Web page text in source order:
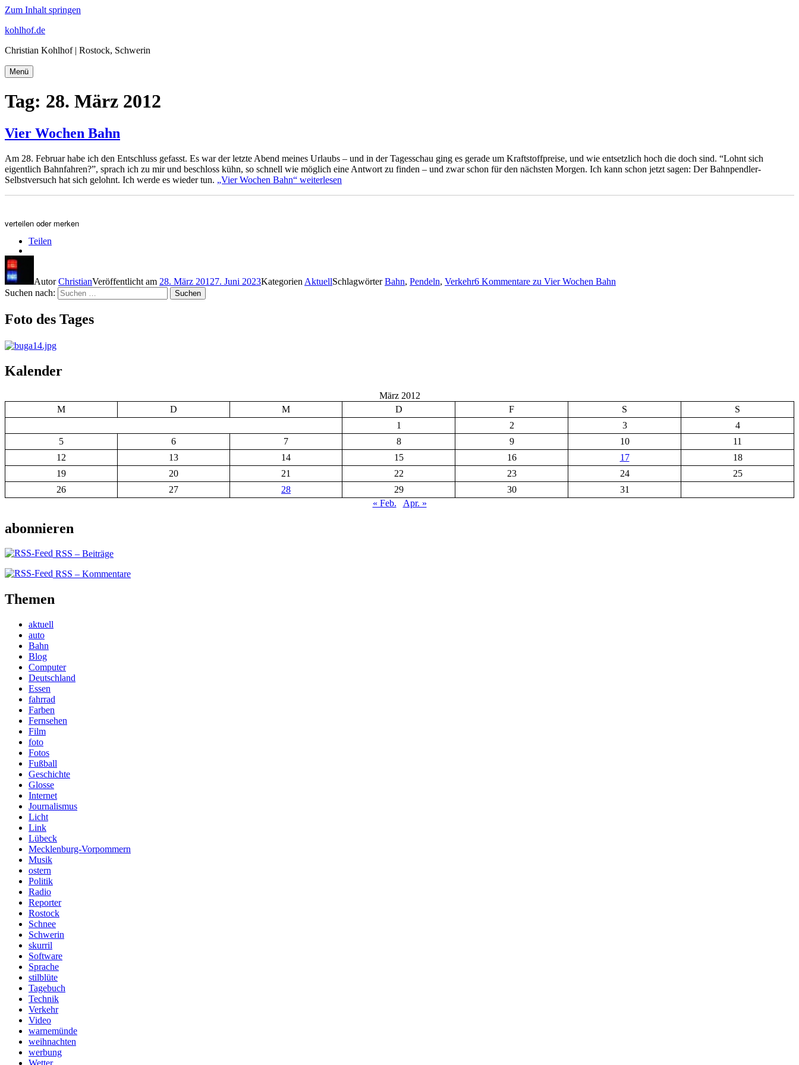
Zum Inhalt springen
kohlhof.de
Christian Kohlhof | Rostock, Schwerin
Menü
Tag: 28. März 2012
Vier Wochen Bahn
Am 28. Februar habe ich den Entschluss gefasst. Es war der letzte Abend meines Urlaubs – und in der Tagesschau ging es gerade um Kraftstoffpreise, und wie entsetzlich hoch die doch sind. “Lohnt sich
eigentlich Bahnfahren?”, sprach ich zu mir und beschloss kühn, so schnell wie möglich eine Antwort zu finden – und zwar schon für den nächsten Morgen. Ich kann schon jetzt sagen: Der Bahnpendler-
Selbstversuch hat sich gelohnt. Ich werde es wieder tun. „Vier Wochen Bahn“ weiterlesen
verteilen oder merken
Teilen
AutorChristianVeröffentlicht am 28. März 20127. Juni 2023Kategorien AktuellSchlagwörterBahn, Pendeln, Verkehr6 Kommentare zu Vier Wochen Bahn
Suchen nach:
Suchen
Foto des Tages
Kalender
März 2012
M
D M D F S
S
1
2 3
4
5
6 7 8 9 10
11
12
13 14 15 16 17
18
19
20 21 22 23 24
25
26
27 28 29 30
31
« Feb.
Apr. »
abonnieren
RSS – Beiträge
RSS – Kommentare
Themen
aktuell
auto
Bahn
Blog
Computer
Deutschland
Essen
fahrrad
Farben
Fernsehen
Film
foto
Fotos
Fußball
Geschichte
Glosse
Internet
Journalismus
Licht
Link
Lübeck
Mecklenburg-Vorpommern
Musik
ostern
Politik
Radio
Reporter
Rostock
Schnee
Schwerin
skurril
Software
Sprache
stilblüte
Tagebuch
Technik
Verkehr
Video
warnemünde
weihnachten
werbung
Wetter